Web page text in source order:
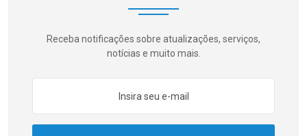
Receba notificações sobre atualizações, serviços,
notícias e muito mais.